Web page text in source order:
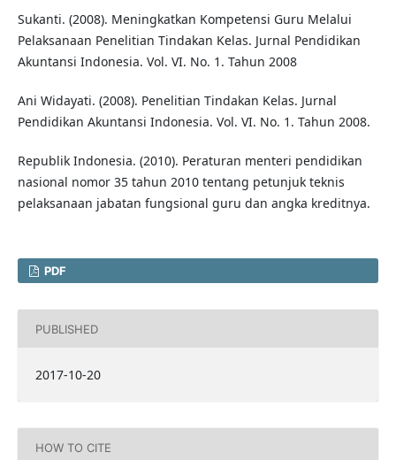
Sukanti. (2008). Meningkatkan Kompetensi Guru Melalui
Pelaksanaan Penelitian Tindakan Kelas. Jurnal Pendidikan
Akuntansi Indonesia. Vol. VI. No. 1. Tahun 2008
Ani Widayati. (2008). Penelitian Tindakan Kelas. Jurnal
Pendidikan Akuntansi Indonesia. Vol. VI. No. 1. Tahun 2008.
Republik Indonesia. (2010). Peraturan menteri pendidikan
nasional nomor 35 tahun 2010 tentang petunjuk teknis
pelaksanaan jabatan fungsional guru dan angka kreditnya.
PDF
PUBLISHED
2017-10-20
HOW TO CITE